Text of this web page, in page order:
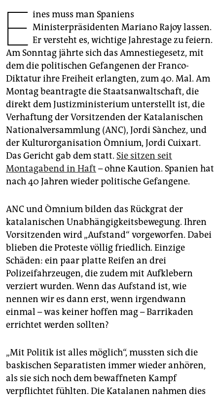
genossenschaft
epaper login
E ines muss man Spaniens
Ministerpräsidenten Mariano Rajoy lassen.
Er versteht es, wichtige Jahrestage zu feiern.
Am Sonntag jährte sich das Amnestiegesetz, mit
dem die politischen Gefangenen der Franco-
Diktatur ihre Freiheit erlangten, zum 40. Mal. Am
Montag beantragte die Staatsanwaltschaft, die
direkt dem Justizministerium unterstellt ist, die
Verhaftung der Vorsitzenden der Katalanischen
Nationalversammlung (ANC), Jordi Sànchez, und
der Kulturorganisation Òmnium, Jordi Cuixart.
Das Gericht gab dem statt. Sie sitzen seit
Montagabend in Haft – ohne Kaution. Spanien hat
nach 40 Jahren wieder politische Gefangene.
ANC und Òmnium bilden das Rückgrat der
katalanischen Unabhängigkeitsbewegung. Ihren
Vorsitzenden wird „Aufstand“ vorgeworfen. Dabei
blieben die Proteste völlig friedlich. Einzige
Schäden: ein paar platte Reifen an drei
Polizeifahrzeugen, die zudem mit Aufklebern
verziert wurden. Wenn das Aufstand ist, wie
nennen wir es dann erst, wenn irgendwann
einmal – was keiner hoffen mag – Barrikaden
errichtet werden sollten?
„Mit Politik ist alles möglich“, mussten sich die
baskischen Separatisten immer wieder anhören,
als sie sich noch dem bewaffneten Kampf
verpflichtet fühlten. Die Katalanen nahmen dies